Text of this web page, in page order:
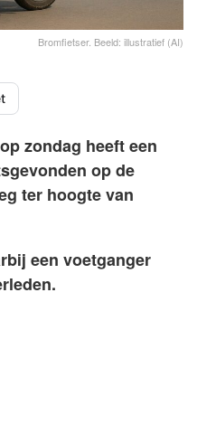
Bromfietser. Beeld: illustratief (AI)
zondag heeft een
op de
ter hoogte van
een voetganger